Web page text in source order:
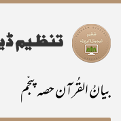
بیانُ القُرآن حصہ پنجم